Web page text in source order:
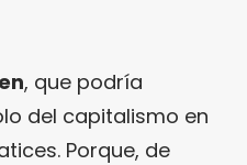
, que podría
del capitalismo en
Porque, de